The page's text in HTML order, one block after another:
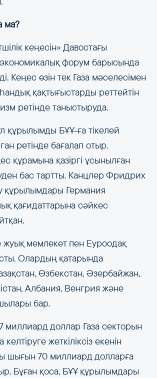
ма?
кеңесін» Давостағы
экономикалық форум барысында
Кеңес өзін тек Газа мәселесімен
қақтығыстарды реттейтін
ретінде таныстыруда.
құрылымды БҰҰ-ға тікелей
ретінде бағалап отыр.
құрамына қазіргі ұсынылған
бас тартты. Канцлер Фридрих
құрылымдары Германия
қағидаттарына сәйкес
мемлекет пен Еуроодақ
Олардың қатарында
Өзбекстан, Әзербайжан,
Албания, Венгрия және
бар.
доллар Газа секторын
жеткіліксіз екенін
шығын 70 миллиард долларға
Бұған қоса, БҰҰ құрылымдары